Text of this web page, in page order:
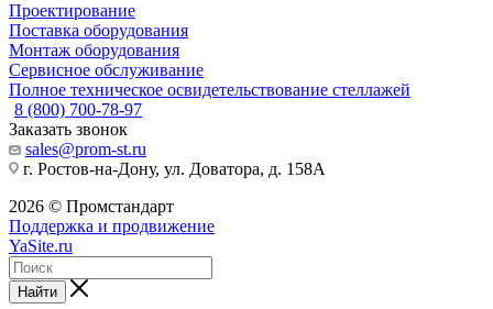
Проектирование
Поставка оборудования
Монтаж оборудования
Сервисное обслуживание
Полное техническое освидетельствование стеллажей
8 (800) 700-78-97
Заказать звонок
sales@prom-st.ru
г. Ростов-на-Дону, ул. Доватора, д. 158А
2026 © Промстандарт
Поддержка и продвижение
YaSite.ru
Найти